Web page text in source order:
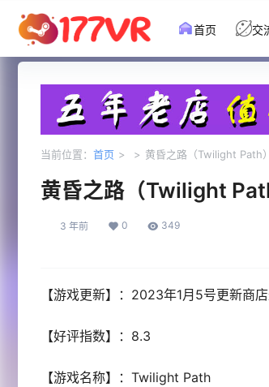
首页 交
当前位置： 首页 > > 黄昏之路（Twilight Path）
黄昏之路（Twilight
3 年前 0 349
【游戏更新】：2023年1月5号更新商
【好评指数】：8.3
【游戏名称】：Twilight Path